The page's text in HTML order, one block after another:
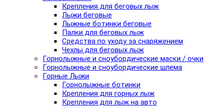
Крепления для беговых лыж
Лыжи беговые
Лыжные ботинки беговые
Палки для беговых лыж
Средства по уходу за снаряжением
Чехлы для беговых лыж
Горнолыжные и сноубордические маски / очки
Горнолыжные и сноубордические шлема
Горные Лыжи
Горнолыжные ботинки
Крепления для горных лыж
Крепления для лыж на авто